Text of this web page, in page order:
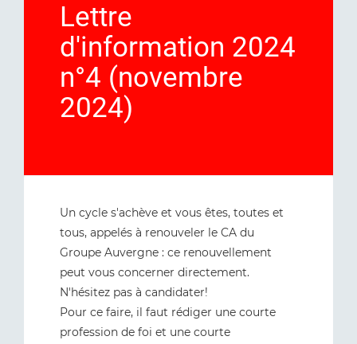
Lettre
d'information 2024
n°4 (novembre
2024)
Un cycle s'achève et vous êtes, toutes et
tous, appelés à renouveler le CA du
Groupe Auvergne : ce renouvellement
peut vous concerner directement.
N'hésitez pas à candidater!
Pour ce faire, il faut rédiger une courte
profession de foi et une courte